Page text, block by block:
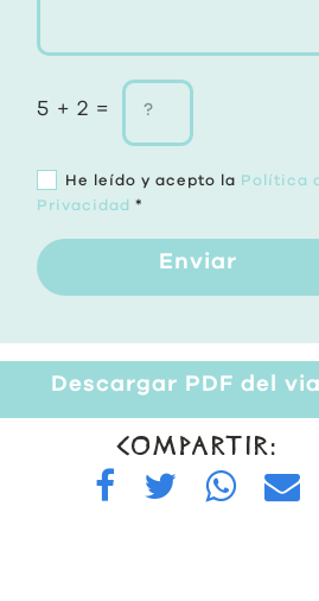
5 + 2 =
He leído y acepto la Política
Privacidad *
Enviar
Descargar PDF del
COMPARTIR: